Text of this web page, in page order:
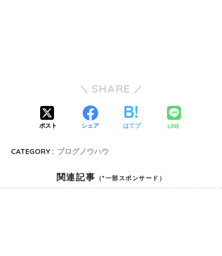
SHARE
ポスト シェア はてブ LINE
CATEGORY : ブログノウハウ
関連記事